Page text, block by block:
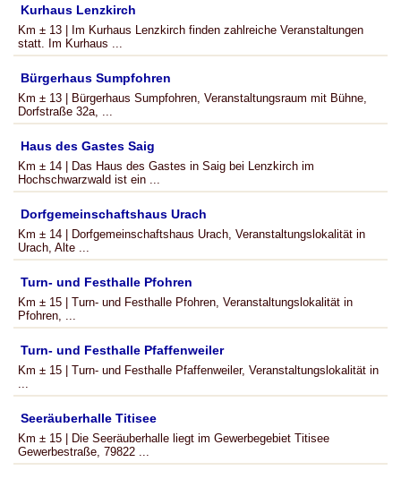
Kurhaus Lenzkirch
Km ± 13 | Im Kurhaus Lenzkirch finden zahlreiche Veranstaltungen
statt. Im Kurhaus ...
Bürgerhaus Sumpfohren
Km ± 13 | Bürgerhaus Sumpfohren, Veranstaltungsraum mit Bühne,
Dorfstraße 32a, ...
Haus des Gastes Saig
Km ± 14 | Das Haus des Gastes in Saig bei Lenzkirch im
Hochschwarzwald ist ein ...
Dorfgemeinschaftshaus Urach
Km ± 14 | Dorfgemeinschaftshaus Urach, Veranstaltungslokalität in
Urach, Alte ...
Turn- und Festhalle Pfohren
Km ± 15 | Turn- und Festhalle Pfohren, Veranstaltungslokalität in
Pfohren, ...
Turn- und Festhalle Pfaffenweiler
Km ± 15 | Turn- und Festhalle Pfaffenweiler, Veranstaltungslokalität in
...
Seeräuberhalle Titisee
Km ± 15 | Die Seeräuberhalle liegt im Gewerbegebiet Titisee
Gewerbestraße, 79822 ...